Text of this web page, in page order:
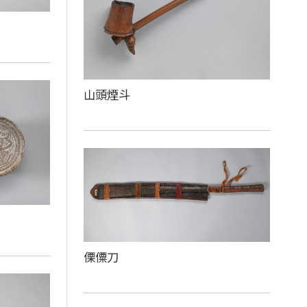
山頭煙斗
傈僳刀